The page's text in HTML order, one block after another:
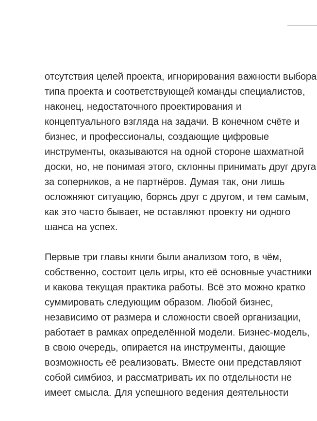
отсутствия целей проекта, игнорирования важности выбора
типа проекта и соответствующей команды специалистов,
наконец, недостаточного проектирования и
концептуального взгляда на задачи. В конечном счёте и
бизнес, и профессионалы, создающие цифровые
инструменты, оказываются на одной стороне шахматной
доски, но, не понимая этого, склонны принимать друг друга
за соперников, а не партнёров. Думая так, они лишь
осложняют ситуацию, борясь друг с другом, и тем самым,
как это часто бывает, не оставляют проекту ни одного
шанса на успех.
Первые три главы книги были анализом того, в чём,
собственно, состоит цель игры, кто её основные участники
и какова текущая практика работы. Всё это можно кратко
суммировать следующим образом. Любой бизнес,
независимо от размера и сложности своей организации,
работает в рамках определённой модели. Бизнес-модель,
в свою очередь, опирается на инструменты, дающие
возможность её реализовать. Вместе они представляют
собой симбиоз, и рассматривать их по отдельности не
имеет смысла. Для успешного ведения деятельности